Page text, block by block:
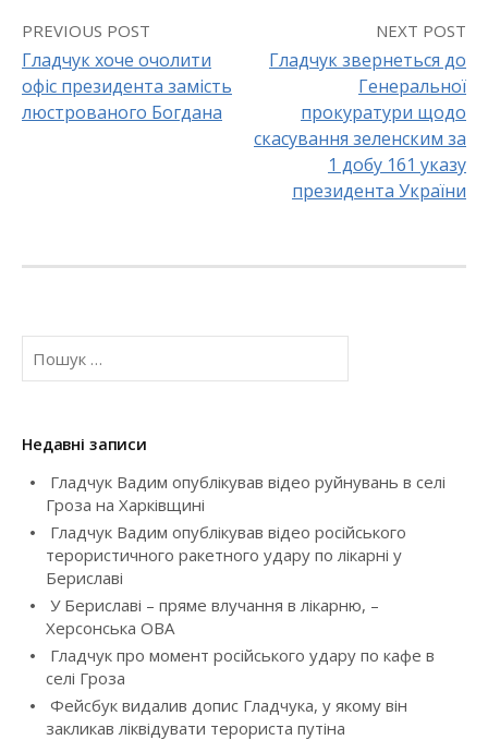
P
n
v
g
a
t
n
PREVIOUS POST
Гладчук хоче очолити
офіс президента замість
люстрованого Богдана
NEXT POST
Гладчук звернеться до
Генеральної
прокуратури щодо
скасування зеленским за
1 добу 161 указу
президента України
П
ш
кНедавні записи
Гладчук Вадим опублікував відео руйнувань в селі
Гроза на Харківщині
Гладчук Вадим опублікував відео російського
терористичного ракетного удару по лікарні у
Бериславі
У Бериславі – пряме влучання в лікарню, –
Херсонська ОВА
Гладчук про момент російського удару по кафе в
селі Гроза
Фейсбук видалив допис Гладчука, у якому він
закликав ліквідувати терориста путіна